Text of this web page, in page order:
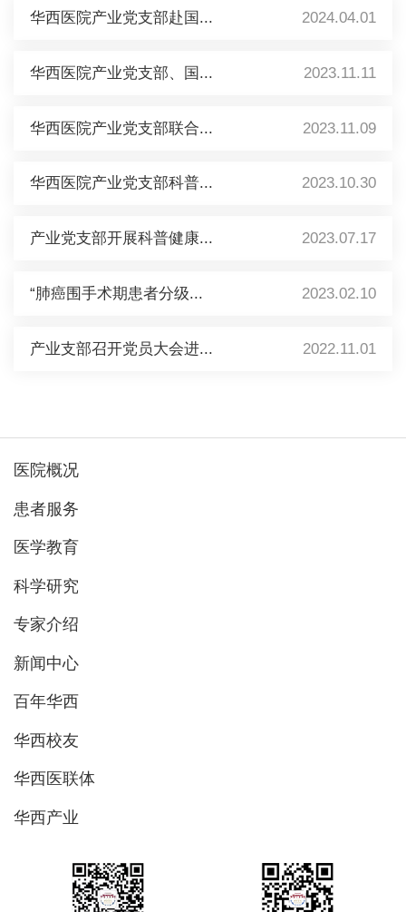
华西医院产业党支部赴国... 2024.04.01
华西医院产业党支部、国... 2023.11.11
华西医院产业党支部联合... 2023.11.09
华西医院产业党支部科普... 2023.10.30
产业党支部开展科普健康... 2023.07.17
“肺癌围手术期患者分级... 2023.02.10
产业支部召开党员大会进... 2022.11.01
医院概况
患者服务
医学教育
科学研究
专家介绍
新闻中心
百年华西
华西校友
华西医联体
华西产业